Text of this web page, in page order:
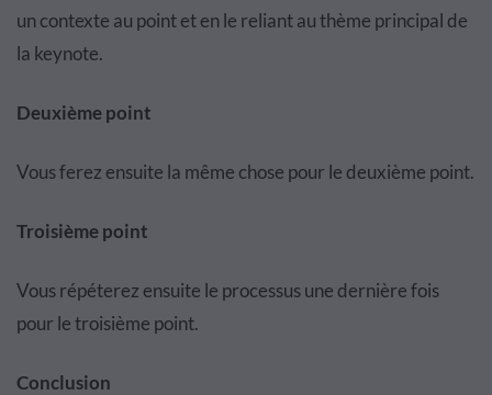
un contexte au point et en le reliant au thème principal de
la keynote.
Deuxième point
Vous ferez ensuite la même chose pour le deuxième point.
Troisième point
Vous répéterez ensuite le processus une dernière fois
pour le troisième point.
Conclusion